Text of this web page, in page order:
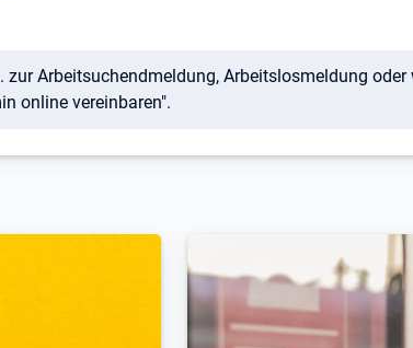
Arbeitsuchendmeldung, Arbeitslosmeldung
online vereinbaren".